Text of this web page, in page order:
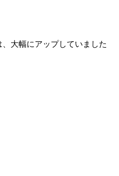
大幅にアップしていました